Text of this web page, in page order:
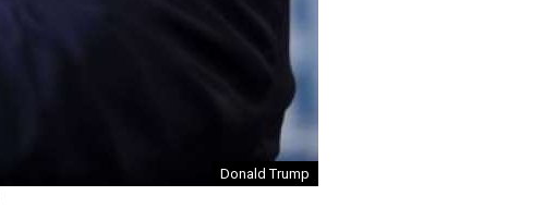
Donald Trump